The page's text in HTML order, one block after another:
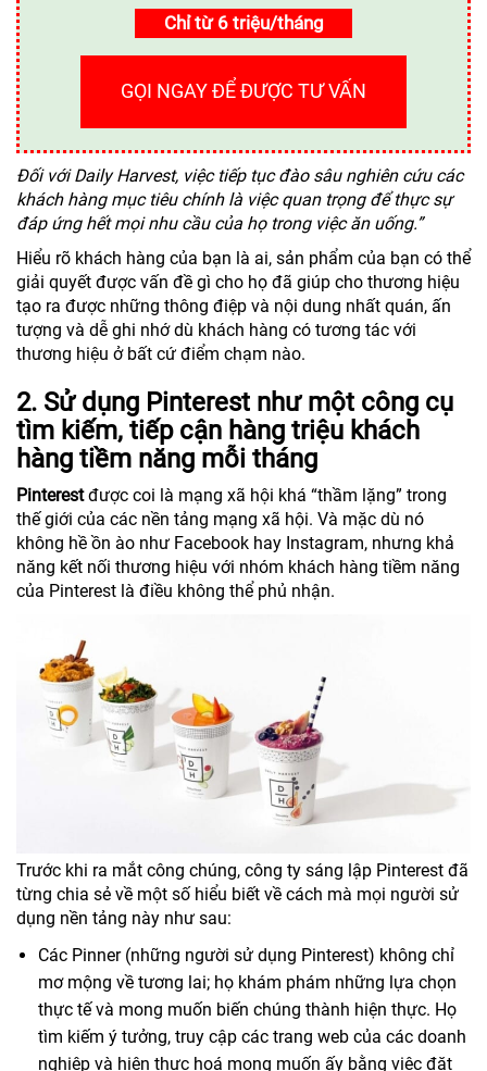
Chỉ từ 6 triệu/tháng
GỌI NGAY ĐỂ ĐƯỢC TƯ VẤN
Đối với Daily Harvest, việc tiếp tục đào sâu nghiên cứu các
khách hàng mục tiêu chính là việc quan trọng để thực sự
đáp ứng hết mọi nhu cầu của họ trong việc ăn uống.”
Hiểu rõ khách hàng của bạn là ai, sản phẩm của bạn có thể
giải quyết được vấn đề gì cho họ đã giúp cho thương hiệu
tạo ra được những thông điệp và nội dung nhất quán, ấn
tượng và dễ ghi nhớ dù khách hàng có tương tác với
thương hiệu ở bất cứ điểm chạm nào.
2. Sử dụng Pinterest như một công cụ
tìm kiếm, tiếp cận hàng triệu khách
hàng tiềm năng mỗi tháng
Pinterestđược coi là mạng xã hội khá “thầm lặng” trong
thế giới của các nền tảng mạng xã hội. Và mặc dù nó
không hề ồn ào như Facebook hay Instagram, nhưng khả
năng kết nối thương hiệu với nhóm khách hàng tiềm năng
của Pinterest là điều không thể phủ nhận.
Trước khi ra mắt công chúng, công ty sáng lập Pinterest đã
từng chia sẻ về một số hiểu biết về cách mà mọi người sử
dụng nền tảng này như sau:
Các Pinner (những người sử dụng Pinterest) không chỉ
mơ mộng về tương lai; họ khám phám những lựa chọn
thực tế và mong muốn biến chúng thành hiện thực. Họ
tìm kiếm ý tưởng, truy cập các trang web của các doanh
nghiệp và hiện thực hoá mong muốn ấy bằng việc đặt